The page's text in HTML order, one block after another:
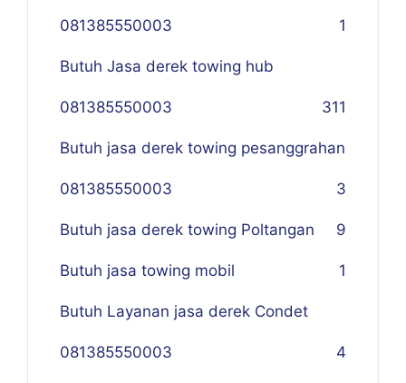
081385550003 1
Butuh Jasa derek towing hub
081385550003 311
Butuh jasa derek towing pesanggrahan
081385550003 3
Butuh jasa derek towing Poltangan 9
Butuh jasa towing mobil 1
Butuh Layanan jasa derek Condet
081385550003 4